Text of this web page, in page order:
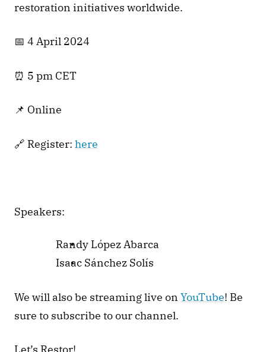
restoration initiatives worldwide.
📅 4 April 2024
⏰ 5 pm CET
📌 Online
🔗 Register: here
Speakers:
Randy López Abarca
Isaac Sánchez Solís
We will also be streaming live on YouTube! Be
sure to subscribe to our channel.